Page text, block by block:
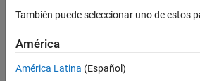
Quality Engineering
También puede seleccionar uno de estos
América
América Latina (Español)